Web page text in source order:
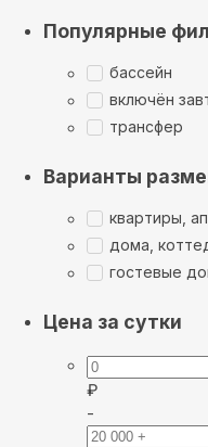
Популярные
бассейн
включён
трансфер
Варианты
квартиры,
дома,
гостевые
Цена за сутки
₽
-